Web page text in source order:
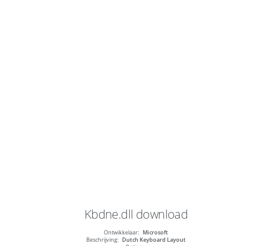
Kbdne.dll download
Ontwikkelaar: Microsoft
Beschrijving: Dutch Keyboard Layout